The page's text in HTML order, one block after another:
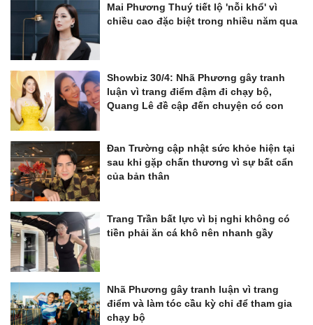
Mai Phương Thuý tiết lộ 'nỗi khổ' vì
chiều cao đặc biệt trong nhiều năm qua
Showbiz 30/4: Nhã Phương gây tranh
luận vì trang điểm đậm đi chạy bộ,
Quang Lê đề cập đến chuyện có con
Đan Trường cập nhật sức khỏe hiện tại
sau khi gặp chấn thương vì sự bất cẩn
của bản thân
Trang Trần bất lực vì bị nghi không có
tiền phải ăn cá khô nên nhanh gầy
Nhã Phương gây tranh luận vì trang
điểm và làm tóc cầu kỳ chỉ để tham gia
chạy bộ